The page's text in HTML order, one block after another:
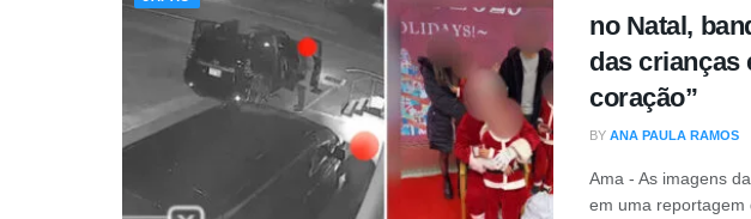
no Natal,
das crianças
coração”
BY ANA PAULA RAMOS
Ama - As imagens
em uma reportagem